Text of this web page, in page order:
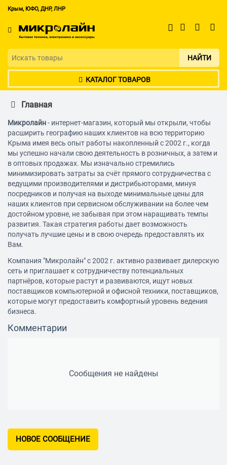
Крым, ЮФО, ДНР, ЛНР
НАЙТИ
КАТАЛОГ ТОВАРОВ
Главная
Микролайн- интернет-магазин, который мы открыли, чтобы
расширить географию наших клиентов на всю территорию
Крыма имея весь опыт работы накопленный с 2002 г., когда
мы успешно начали свою деятельность в розничных, а затем и
в оптовых продажах. Мы изначально стремились
минимизировать затраты за счёт прямого сотрудничества с
ведущими производителями и дистрибьюторами, минуя
посредников и получая на выходе минимальные цены для
наших клиентов при сервисном обслуживании на более чем
достойном уровне, не забывая при этом наращивать темпы
развития. Такая стратегия работы дает возможность
получать лучшие цены и в свою очередь предоставлять их
Вам.
Компания "Микролайн" с 2002 г. активно развивает дилерскую
сеть и приглашает к сотрудничеству потенциальных
партнёров, которые растут и развиваются, ищут новых
поставщиков компьютерной и офисной техники, поставщиков,
которые могут предоставить комфортный уровень ведения
бизнеса.
Комментарии
Сообщения не найдены
НОВОЕ СООБЩЕНИЕ